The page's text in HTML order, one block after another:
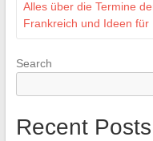
Alles über die Termine
Frankreich und Ideen für
Search
Recent Posts